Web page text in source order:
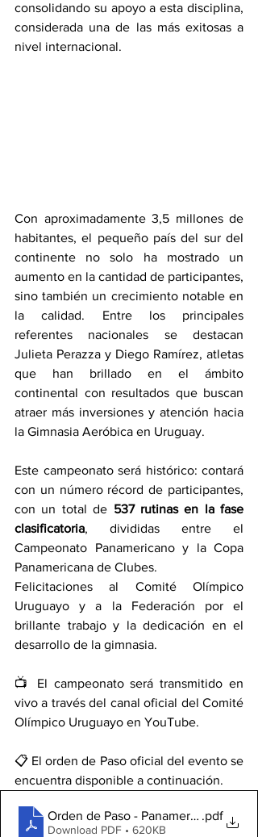
consolidando su apoyo a esta disciplina,
considerada una de las más exitosas a
nivel internacional.
Con aproximadamente 3,5 millones de
habitantes, el pequeño país del sur del
continente no solo ha mostrado un
aumento en la cantidad de participantes,
sino también un crecimiento notable en
la calidad. Entre los principales
referentes nacionales se destacan
Julieta Perazza y Diego Ramírez, atletas
que han brillado en el ámbito
continental con resultados que buscan
atraer más inversiones y atención hacia
la Gimnasia Aeróbica en Uruguay.
Este campeonato será histórico: contará
con un número récord de participantes,
con un total de 537 rutinas en la fase
clasificatoria, divididas entre el
Campeonato Panamericano y la Copa
Panamericana de Clubes.
Felicitaciones al Comité Olímpico
Uruguayo y a la Federación por el
brillante trabajo y la dedicación en el
desarrollo de la gimnasia.
📺 El campeonato será transmitido en
vivo a través del canal oficial del Comité
Olímpico Uruguayo en YouTube.
📋 El orden de Paso oficial del evento se
encuentra disponible a continuación.
Orden de Paso - Panamericano y
.pdf
Download PDF • 620KB